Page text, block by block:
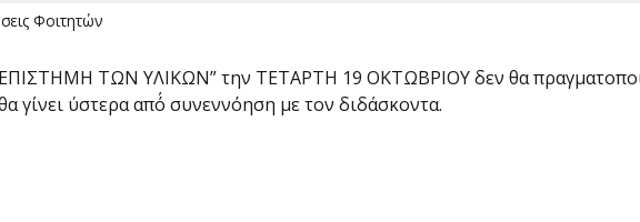
Φοιτητών
ΤΩΝ ΥΛΙΚΩΝ” την ΤΕΤΑΡΤΗ 19 ΟΚΤΩΒΡΙΟΥ δεν θα
ύστερα από΄ συνεννόηση με τον διδάσκοντα.